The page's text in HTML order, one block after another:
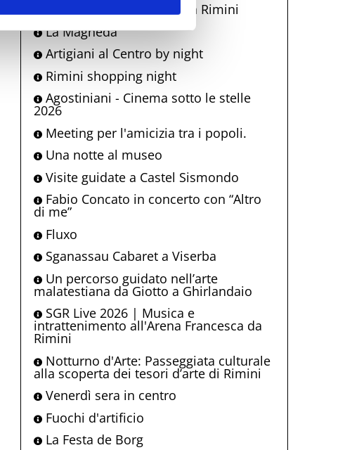
Visita di Papa Leone XIV a Rimini
La Magnèda
Artigiani al Centro by night
Rimini shopping night
Agostiniani - Cinema sotto le stelle
2026
Meeting per l'amicizia tra i popoli.
Una notte al museo
Visite guidate a Castel Sismondo
Fabio Concato in concerto con “Altro
di me”
Fluxo
Sganassau Cabaret a Viserba
Un percorso guidato nell’arte
malatestiana da Giotto a Ghirlandaio
SGR Live 2026 | Musica e
intrattenimento all'Arena Francesca da
Rimini
Notturno d'Arte: Passeggiata culturale
alla scoperta dei tesori d’arte di Rimini
Venerdì sera in centro
Fuochi d'artificio
La Festa de Borg